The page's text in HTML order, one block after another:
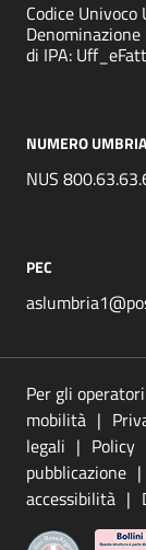
Codice Univoco
di IPA:
NUMERO
NUS
PEC
Per gli
mobilità
legali
Policy
pubblicazione
accessibilità